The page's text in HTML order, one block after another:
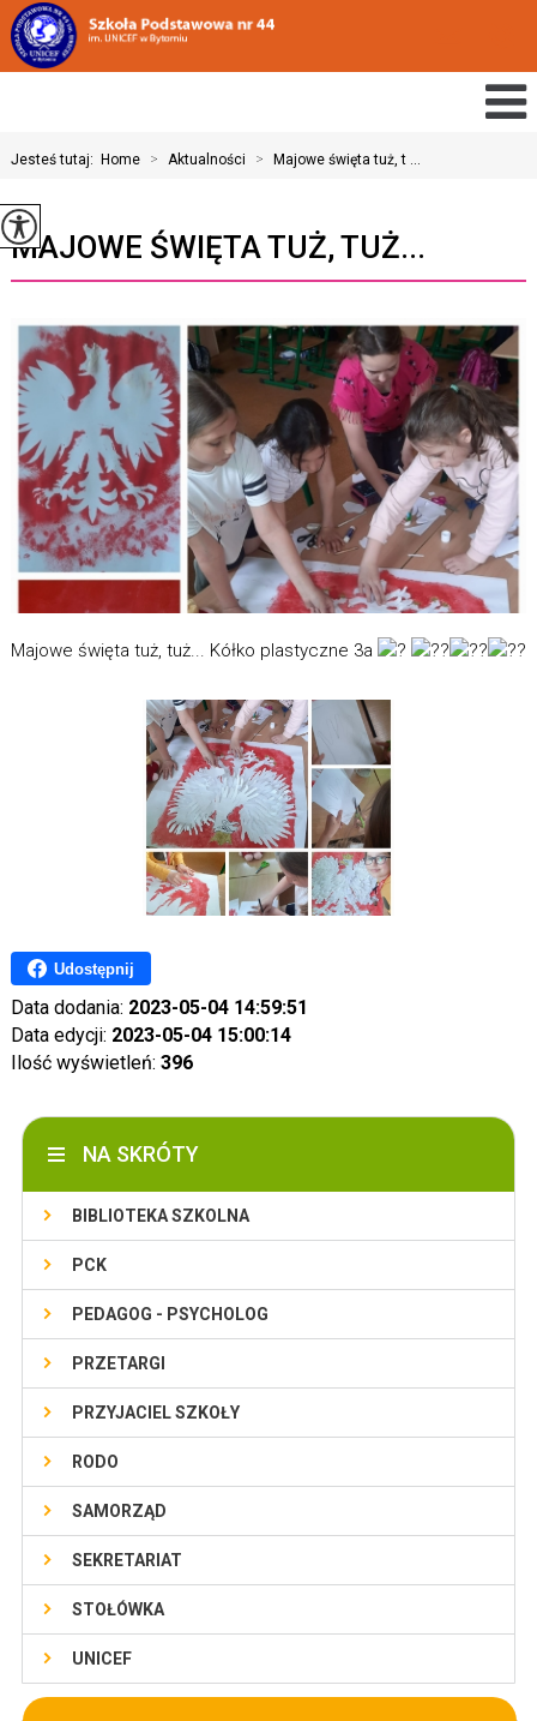
Jesteś tutaj: Home > Aktualności > Majowe święta tuż, t ...
MAJOWE ŚWIĘTA TUŻ, TUŻ...
Majowe święta tuż, tuż... Kółko plastyczne 3a
Udostępnij
Data dodania: 2023-05-04 14:59:51
Data edycji: 2023-05-04 15:00:14
Ilość wyświetleń: 396
NA SKRÓTY
BIBLIOTEKA SZKOLNA
PCK
PEDAGOG - PSYCHOLOG
PRZETARGI
PRZYJACIEL SZKOŁY
RODO
SAMORZĄD
SEKRETARIAT
STOŁÓWKA
UNICEF